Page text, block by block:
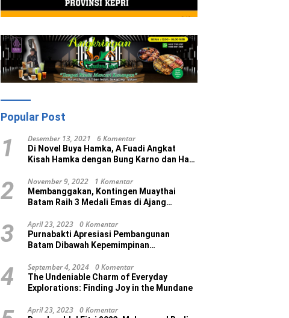
Popular Post
1 Desember 13, 2021 6 Komentar
Di Novel Buya Hamka, A Fuadi Angkat
Kisah Hamka dengan Bung Karno dan Haji
2 November 9, 2022 1 Komentar
Membanggakan, Kontingen Muaythai
Batam Raih 3 Medali Emas di Ajang
3 April 23, 2023 0 Komentar
Purnabakti Apresiasi Pembangunan
Batam Dibawah Kepemimpinan
4 September 4, 2024 0 Komentar
The Undeniable Charm of Everyday
Explorations: Finding Joy in the Mundane
April 23, 2023 0 Komentar